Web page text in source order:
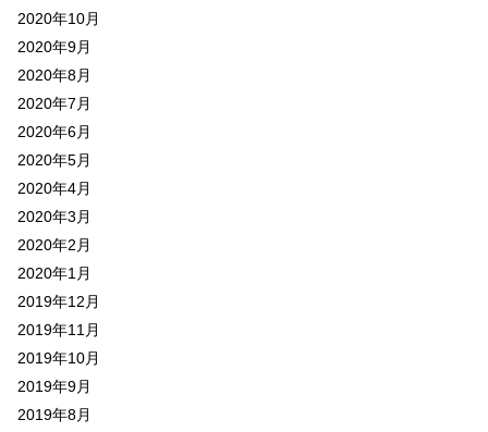
2020年10月
2020年9月
2020年8月
2020年7月
2020年6月
2020年5月
2020年4月
2020年3月
2020年2月
2020年1月
2019年12月
2019年11月
2019年10月
2019年9月
2019年8月